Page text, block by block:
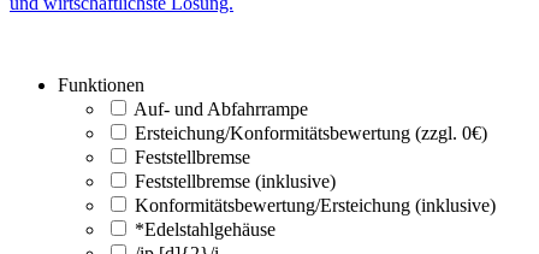
Funktionen
Auf- und Abfahrrampe
Ersteichung/Konformitätsbewertung (zzgl. 0€)
Feststellbremse
Feststellbremse (inklusive)
Konformitätsbewertung/Ersteichung (inklusive)
*Edelstahlgehäuse